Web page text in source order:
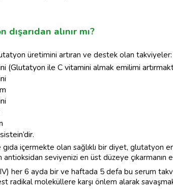
alınır mı?
üretimini artıran ve destek olan takviyeler:
(Glutatyon ile C vitamini almak emilimi
içermekte olan sağlıklı bir diyet, glutatyon
antioksidan seviyenizi en üst düzeye çıkarmanın
her 6 ayda bir ve haftada 5 defa bu serum
radikal moleküllere karşı önlem alarak